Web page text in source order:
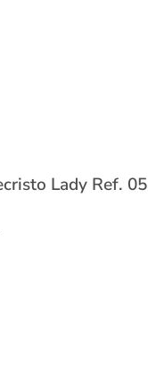
Lady Ref.